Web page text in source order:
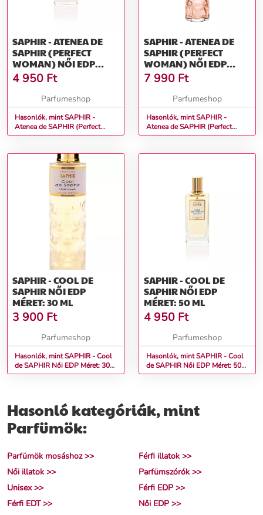
SAPHIR - ATENEA DE
SAPHIR (PERFECT
WOMAN) NŐI EDP
MÉRET: 50 ML
4 950 Ft
Parfumeshop
Hasonlók, mint SAPHIR -
Atenea de SAPHIR (Perfect
Woman) Női EDP Méret: 50 ml
SAPHIR - ATENEA DE
SAPHIR (PERFECT
WOMAN) NŐI EDP
MÉRET: 200 ML
7 990 Ft
Parfumeshop
Hasonlók, mint SAPHIR -
Atenea de SAPHIR (Perfect
Woman) Női EDP Méret: 200 ml
SAPHIR - COOL DE
SAPHIR NŐI EDP
MÉRET: 30 ML
3 900 Ft
Parfumeshop
Hasonlók, mint SAPHIR - Cool
de SAPHIR Női EDP Méret: 30
ml
SAPHIR - COOL DE
SAPHIR NŐI EDP
MÉRET: 50 ML
4 950 Ft
Parfumeshop
Hasonlók, mint SAPHIR - Cool
de SAPHIR Női EDP Méret: 50
ml
Hasonló kategóriák, mint
Parfümök:
Parfümök mosáshoz >>
Férfi illatok >>
Női illatok >>
Parfümszórók >>
Unisex >>
Férfi EDP >>
Férfi EDT >>
Női EDP >>